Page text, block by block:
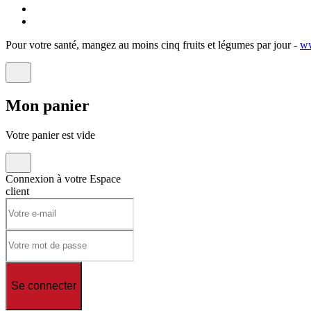
Pour votre santé, mangez au moins cinq fruits et légumes par jour -
Mon panier
Votre panier est vide
Connexion à votre Espace
client
Se connecter